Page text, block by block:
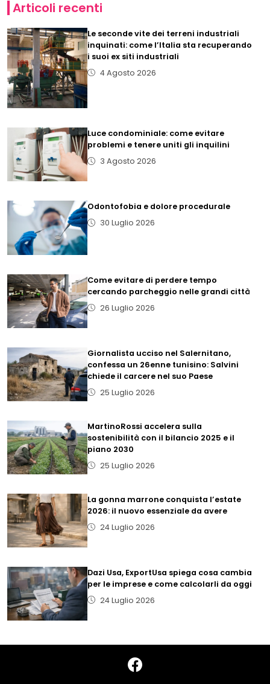
Articoli recenti
Le seconde vite dei terreni industriali
inquinati: come l’Italia sta recuperando
i suoi ex siti industriali
4 Agosto 2026
Luce condominiale: come evitare
problemi e tenere uniti gli inquilini
3 Agosto 2026
Odontofobia e dolore procedurale
30 Luglio 2026
Come evitare di perdere tempo
cercando parcheggio nelle grandi città
26 Luglio 2026
Giornalista ucciso nel Salernitano,
confessa un 26enne tunisino: Salvini
chiede il carcere nel suo Paese
25 Luglio 2026
MartinoRossi accelera sulla
sostenibilità con il bilancio 2025 e il
piano 2030
25 Luglio 2026
La gonna marrone conquista l’estate
2026: il nuovo essenziale da avere
24 Luglio 2026
Dazi Usa, ExportUsa spiega cosa cambia
per le imprese e come calcolarli da oggi
24 Luglio 2026